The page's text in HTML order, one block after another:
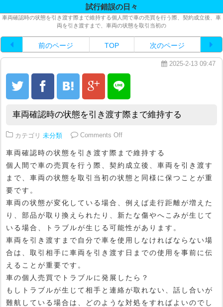
試行錯誤の日々
車両確認時の状態を引き渡す際まで維持する個人間で車の売買を行う際、契約成立後、車
両を引き渡すまで、車両の状態を取引当初の
前のページ TOP 次のページ
2025-2-13 09:47
車両確認時の状態を引き渡す際まで維持する
カテゴリ 未分類 Comments Offon 車両確認時の状態を引き渡す
車両確認時の状態を引き渡す際まで維持する
個人間で車の売買を行う際、契約成立後、車両を引き渡す
まで、車両の状態を取引当初の状態と同様に保つことが重
要です。
車両の状態が変化している場合、例えば走行距離が増えた
り、部品が取り換えられたり、新たな傷やへこみが生じて
いる場合、トラブルが生じる可能性があります。
車両を引き渡すまで自分で車を使用しなければならない場
合は、取引相手に車両を引き渡す日までの使用を事前に伝
えることが重要です。
車の個人売買でトラブルに発展したら？
もしトラブルが生じて相手と連絡が取れない、話し合いが
難航している場合は、どのような対処をすればよいのでし